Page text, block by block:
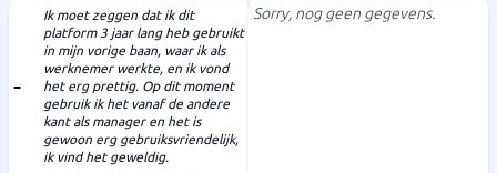
Ik moet zeggen dat ik dit
platform 3 jaar lang heb gebruikt
in mijn vorige baan, waar ik als
werknemer werkte, en ik vond
het erg prettig. Op dit moment
gebruik ik het vanaf de andere
kant als manager en het is
gewoon erg gebruiksvriendelijk,
ik vind het geweldig.
Sorry, nog geen gegevens.